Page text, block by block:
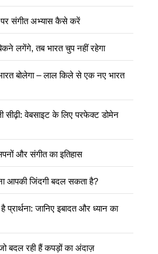
पर संगीत अभ्यास कैसे करें
लगेंगे, तब भारत चुप नहीं रहेगा
बोलेगा – लाल किले से एक नए भारत
सीढ़ी: वेबसाइट के लिए परफेक्ट डोमेन
और संगीत का इतिहास
आपकी जिंदगी बदल सकता है?
जानिए इबादत और ध्यान का
बदल रही हैं कपड़ों का अंदाज़